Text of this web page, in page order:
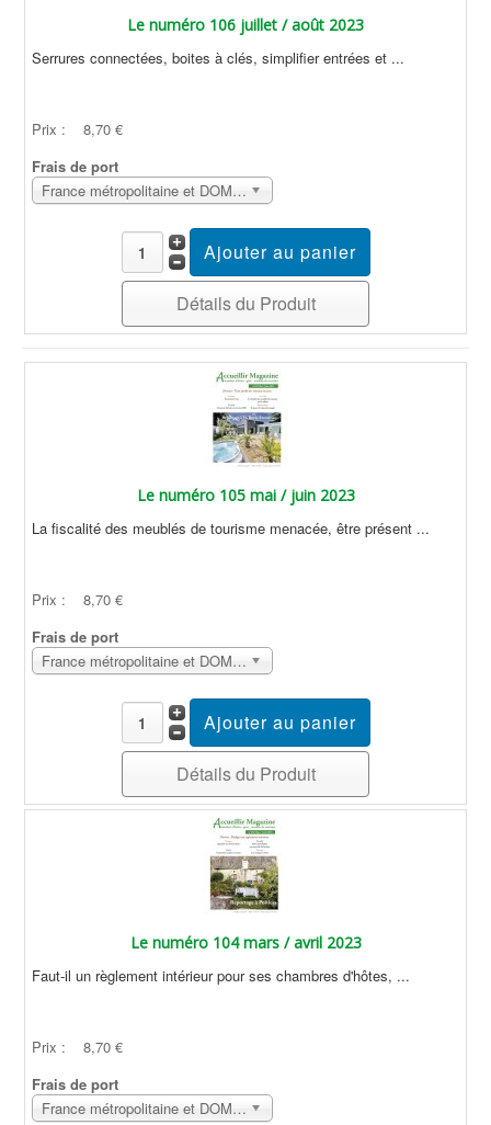
Le numéro 106 juillet / août 2023
Serrures connectées, boites à clés, simplifier entrées et ...
Prix :
8,70 €
Frais de port
France métropolitaine et DOM Sans surcoût
Détails du Produit
Le numéro 105 mai / juin 2023
La fiscalité des meublés de tourisme menacée, être présent ...
Prix :
8,70 €
Frais de port
France métropolitaine et DOM Sans surcoût
Détails du Produit
Le numéro 104 mars / avril 2023
Faut-il un règlement intérieur pour ses chambres d'hôtes, ...
Prix :
8,70 €
Frais de port
France métropolitaine et DOM Sans surcoût